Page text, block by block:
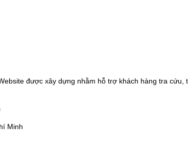
được xây dựng nhằm hỗ trợ khách hàng tra cứu,
Minh